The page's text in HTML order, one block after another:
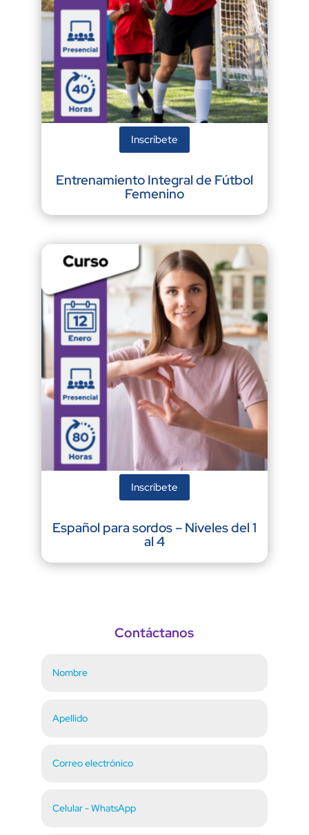
Inscríbete
Entrenamiento Integral de Fútbol
Femenino
Inscríbete
Español para sordos – Niveles del 1
al 4
Contáctanos